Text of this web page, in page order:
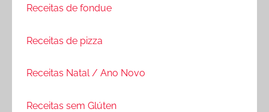
Receitas de fondue
Receitas de pizza
Receitas Natal / Ano Novo
Receitas sem Glúten